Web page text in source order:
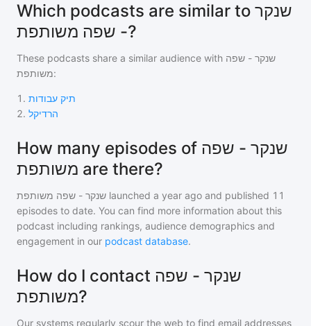
Which podcasts are similar to שנקר
- שפה משותפת?
These podcasts share a similar audience with שנקר - שפה
משותפת:
1 . תיק עבודות
2. הרדיקל
How many episodes of שנקר - שפה
משותפת are there?
שנקר - שפה משותפת launched a year ago and published 11
episodes to date. You can find more information about this
podcast including rankings, audience demographics and
engagement in our podcast database.
How do I contact שנקר - שפה
משותפת?
Our systems regularly scour the web to find email addresses